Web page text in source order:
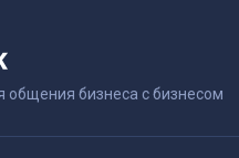
общения бизнеса с бизнесом